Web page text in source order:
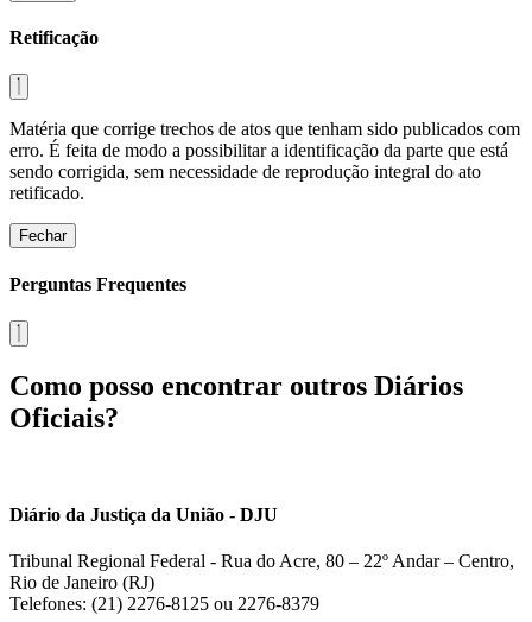
Retificação
Matéria que corrige trechos de atos que tenham sido publicados com
erro. É feita de modo a possibilitar a identificação da parte que está
sendo corrigida, sem necessidade de reprodução integral do ato
retificado.
Fechar
Perguntas Frequentes
Como posso encontrar outros Diários
Oficiais?
Diário da Justiça da União - DJU
Tribunal Regional Federal - Rua do Acre, 80 – 22º Andar – Centro,
Rio de Janeiro (RJ)
Telefones: (21) 2276-8125 ou 2276-8379